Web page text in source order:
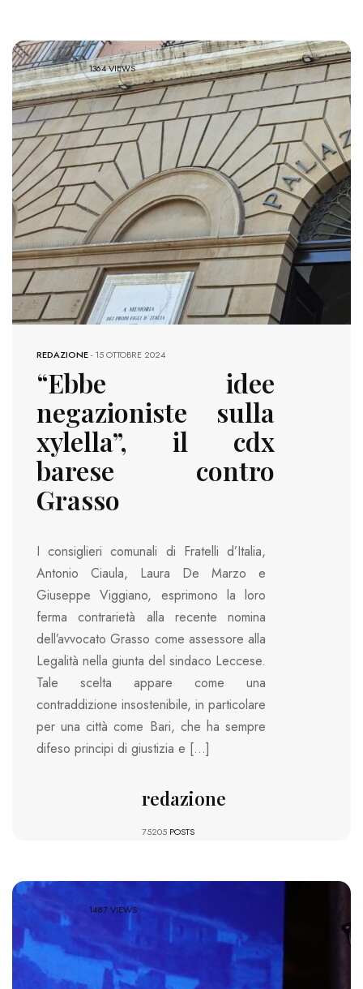
1364 VIEWS
REDAZIONE-15 OTTOBRE 2024
“Ebbe idee
negazioniste sulla
xylella”, il cdx
barese contro
Grasso
I consiglieri comunali di Fratelli d’Italia,
Antonio Ciaula, Laura De Marzo e
Giuseppe Viggiano, esprimono la loro
ferma contrarietà alla recente nomina
dell’avvocato Grasso come assessore alla
Legalità nella giunta del sindaco Leccese.
Tale scelta appare come una
contraddizione insostenibile, in particolare
per una città come Bari, che ha sempre
difeso principi di giustizia e […]
redazione
75205 POSTS
1487 VIEWS